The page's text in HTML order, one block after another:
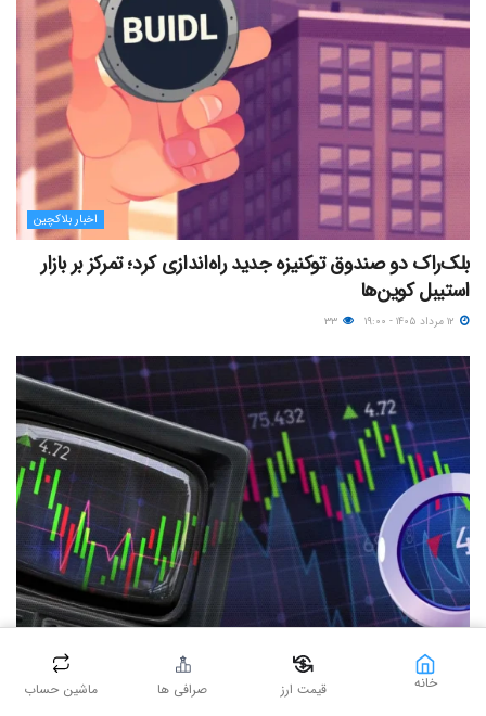
اخبار بلاکچین
بلک‌راک دو صندوق توکنیزه جدید راه‌اندازی کرد؛ تمرکز بر بازار
استیبل کوین‌ها
تحلیل فاندامنتال
نبض هفتگی بازار کریپتو؛ از اخبار مهم تا رویدادهای پیش‌روی
خانه قیمت ارز صرافی ها ماشین حساب